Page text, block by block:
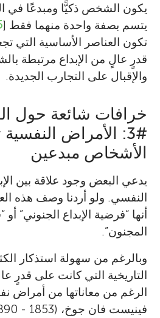
يكون الشخص ذكيًّا ومبدعًا في
يتسم بصفة واحدة منهما فقط [
تكون العناصر الأساسية التي
قدرٍ عالٍ من الإبداع مرتبطة
والإقبال على التجارب الجديدة.
خرافات شائعة حول
#3: الأمراض
الأشخاص مبدعين
يدعي البعض وجود علاقة بين
النفسي. ولو أردنا وصف هذه
أنها “فرضية الإبداع الجنوني”
المجنون”.
وبالرغم من سهولة استذكار
التاريخية التي كانت على قدرٍ
الرغم من معاناتها من أمراض